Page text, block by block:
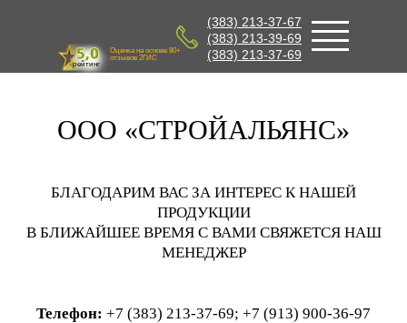
(383) 213-39-69
(383) 213-37-67
(383) 213-37-69
рейтинг
Оценка на основе 80+
отзывов 2ГИС
ООО «СТРОЙАЛЬЯНС»
БЛАГОДАРИМ ВАС ЗА ИНТЕРЕС К НАШЕЙ
ПРОДУКЦИИ
В БЛИЖАЙШЕЕ ВРЕМЯ С ВАМИ СВЯЖЕТСЯ НАШ
МЕНЕДЖЕР
Телефон: +7 (383) 213-37-69; +7 (913) 900-36-97